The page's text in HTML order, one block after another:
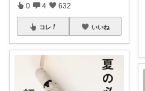
0 4 632
コレ いいね